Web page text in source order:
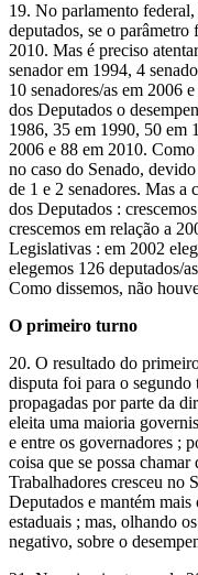
19. No parlamento
deputados, se o
2010. Mas é preciso
senador em 1994, 4
10 senadores/as em 2006
dos Deputados o
1986, 35 em 1990, 50 em
2006 e 88 em 2010.
no caso do Senado,
de 1 e 2 senadores. Mas a
dos Deputados :
crescemos em relação a
Legislativas : em 2002
elegemos 126 deputados/
Como dissemos, não
O primeiro turno
20. O resultado do
disputa foi para o
propagadas por parte da
eleita uma maioria
e entre os governadores ;
coisa que se possa
Trabalhadores cresceu no
Deputados e mantém
estaduais ; mas, olhando
negativo, sobre o